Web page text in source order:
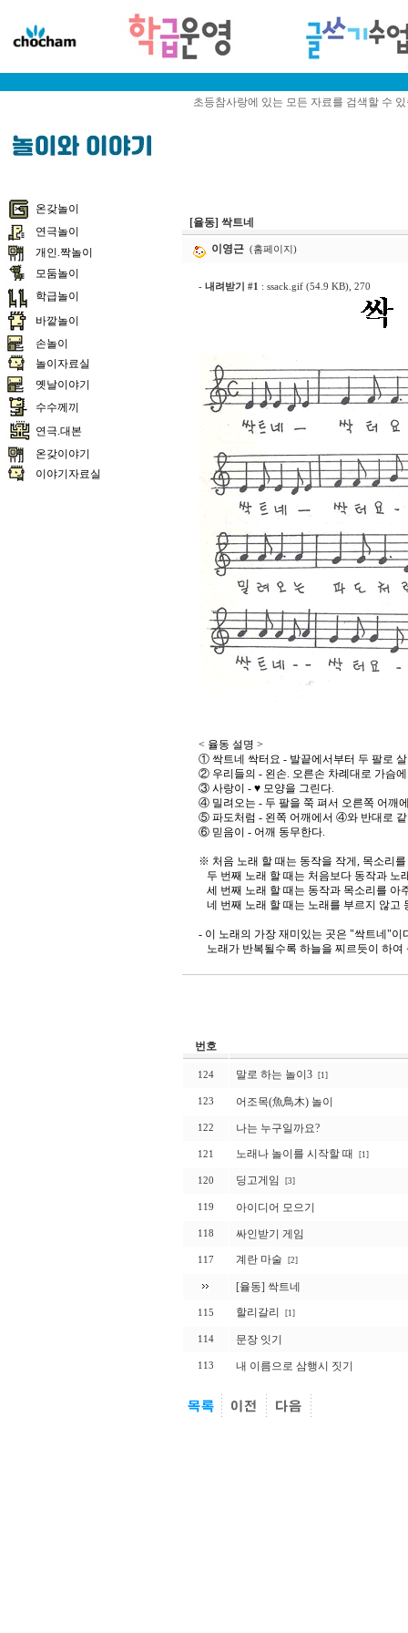
초등참사랑에 있는 모든 자료를 검색할 수
온갖놀이
연극놀이
개인.짝놀이
모둠놀이
학급놀이
바깥놀이
손놀이
놀이자료실
옛날이야기
수수께끼
연극.대본
온갖이야기
이야기자료실
[율동] 싹트네
이영근 (홈페이지)
- 내려받기 #1 : ssack.gif (54.9 KB) , 270
< 율동 설명 >
① 싹트네 싹터요 - 발끝에서부터 두 팔로
② 우리들의 - 왼손. 오른손 차례대로 가슴
③ 사랑이 - ♥ 모양을 그린다.
④ 밀려오는 - 두 팔을 쭉 펴서 오른쪽 어깨
⑤ 파도처럼 - 왼쪽 어깨에서 ④와 반대로
⑥ 믿음이 - 어깨 동무한다.
※ 처음 노래 할 때는 동작을 작게, 목소리
두 번째 노래 할 때는 처음보다 동작과 노
세 번째 노래 할 때는 동작과 목소리를 아
네 번째 노래 할 때는 노래를 부르지 않고
- 이 노래의 가장 재미있는 곳은 "싹트네"이
노래가 반복될수록 하늘을 찌르듯이 하
번호
124 말로 하는 놀이3 [1]
123 어조목(魚鳥木) 놀이
122 나는 누구일까요?
121 노래나 놀이를 시작할 때 [1]
120 딩고게임 [3]
119 아이디어 모으기
118 싸인받기 게임
117 계란 마술 [2]
[율동] 싹트네
115 할리갈리 [1]
114 문장 잇기
113 내 이름으로 삼행시 짓기